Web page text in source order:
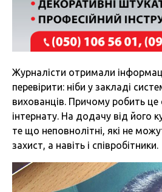
Журналісти отримали
перевірити: ніби у закладі
вихованців. Причому робить це
інтернату. На додачу від його
те що неповнолітні, які не
захист, а навіть і співробітники.